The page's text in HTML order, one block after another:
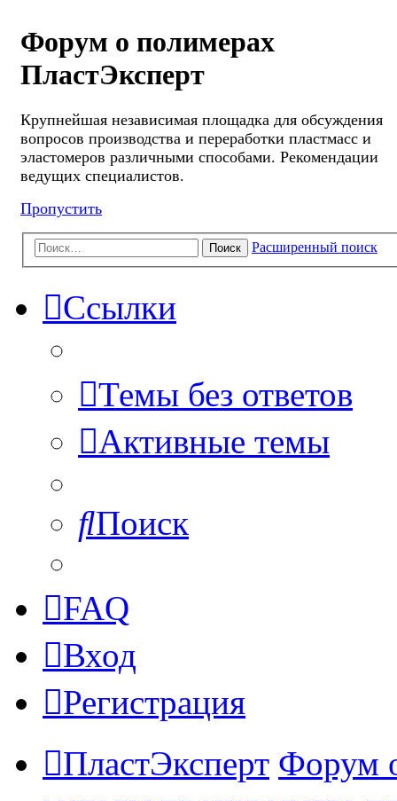
Форум о полимерах
ПластЭксперт
Крупнейшая независимая площадка для обсуждения
вопросов производства и переработки пластмасс и
эластомеров различными способами. Рекомендации
ведущих специалистов.
Пропустить
Поиск Расширенный поиск
Ссылки
Темы без ответов
Активные темы
Поиск
FAQ
Вход
Регистрация
ПластЭксперт Форум